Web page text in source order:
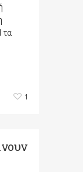
τα
1